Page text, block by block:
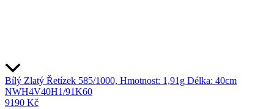
Bílý Zlatý Řetízek 585/1000, Hmotnost: 1,91g Délka: 40cm
NWH4V40H1/91K60
9190 Kč